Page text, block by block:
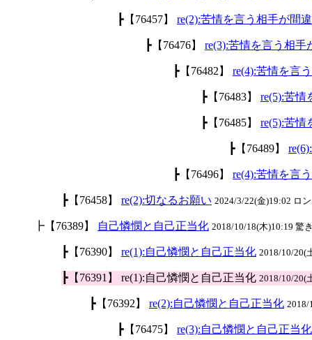
┣【76457】 re(2):苦情を言う相手が間
┣【76476】 re(3):苦情を言う相
┣【76482】 re(4):苦情を言
┣【76483】 re(5):苦情
┣【76485】 re(5):苦情
┣【76489】
┣【76496】 re(4):苦情を言
┣【76458】 re(2):切なるお願い 2024/3/22(金)19:02 ロ
┣【76389】 自己憐憫と自己正当化 2018/10/18(木)10:19 驚
┣【76390】 re(1):自己憐憫と自己正当化 2018/10/20(
┣【76391】 re(1):自己憐憫と自己正当化 2018/10/20(
┣【76392】 re(2):自己憐憫と自己正当化 2018/
┣【76475】 re(3):自己憐憫と自己正当化